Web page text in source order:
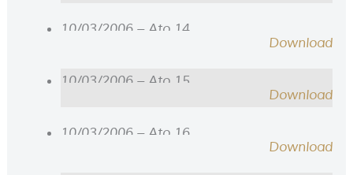
10/03/2006 – Ato 14
Download
10/03/2006 – Ato 15
Download
10/03/2006 – Ato 16
Download